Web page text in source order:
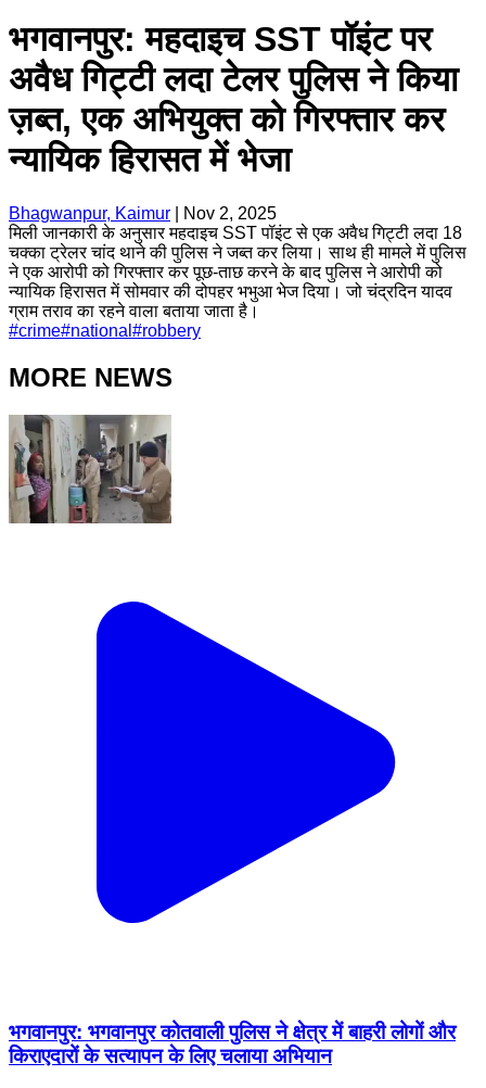
भगवानपुर: महदाइच SST पॉइंट पर
अवैध गिट्टी लदा टेलर पुलिस ने किया
ज़ब्त, एक अभियुक्त को गिरफ्तार कर
न्यायिक हिरासत में भेजा
Bhagwanpur, Kaimur
Nov 2, 2025
मिली जानकारी के अनुसार महदाइच SST पॉइंट से एक अवैध गिट्टी लदा 18
चक्का ट्रेलर चांद थाने की पुलिस ने जब्त कर लिया। साथ ही मामले में पुलिस
ने एक आरोपी को गिरफ्तार कर पूछ-ताछ करने के बाद पुलिस ने आरोपी को
न्यायिक हिरासत में सोमवार की दोपहर भभुआ भेज दिया। जो चंद्रदिन यादव
ग्राम तराव का रहने वाला बताया जाता है।
#crime#national #robbery
MORE NEWS
भगवानपुर: भगवानपुर कोतवाली पुलिस ने क्षेत्र में बाहरी लोगों और
किराएदारों के सत्यापन के लिए चलाया अभियान